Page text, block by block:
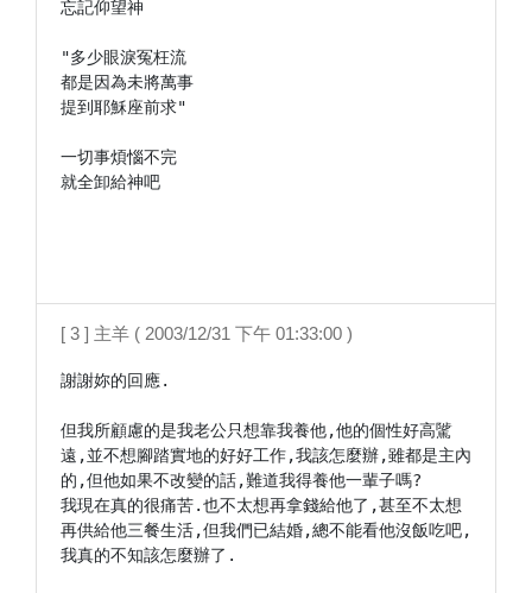
忘記仰望神
"多少眼淚冤枉流
都是因為未將萬事
提到耶穌座前求"
一切事煩惱不完
就全卸給神吧
[ 3 ] 主羊 ( 2003/12/31 下午 01:33:00 )
謝謝妳的回應.
但我所顧慮的是我老公只想靠我養他,他的個性好高騭
遠,並不想腳踏實地的好好工作,我該怎麼辦,雖都是主內
的,但他如果不改變的話,難道我得養他一輩子嗎?
我現在真的很痛苦.也不太想再拿錢給他了,甚至不太想
再供給他三餐生活,但我們已結婚,總不能看他沒飯吃吧,
我真的不知該怎麼辦了.